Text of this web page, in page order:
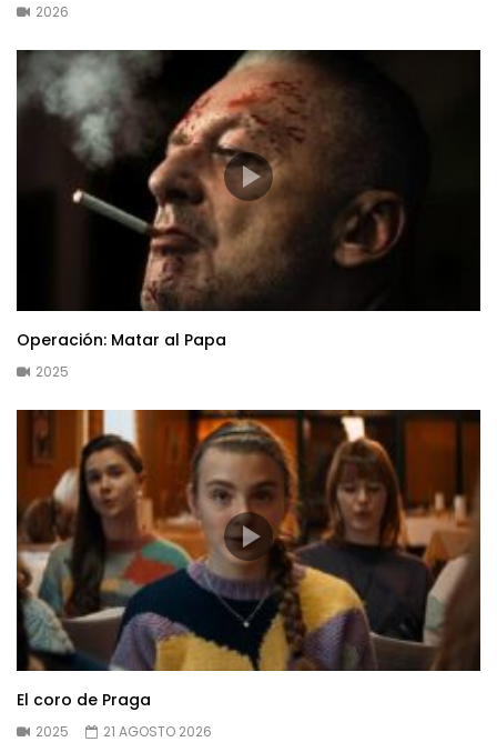
2026
Operación: Matar al Papa
2025
El coro de Praga
2025 21 AGOSTO 2026